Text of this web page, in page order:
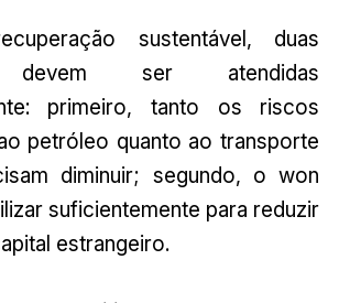
sustentável, duas
devem ser atendidas
primeiro, tanto os riscos
petróleo quanto ao transporte
diminuir; segundo, o won
suficientemente para reduzir
estrangeiro.